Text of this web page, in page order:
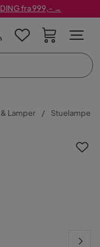
fra 999,- →
Lamper Stuelampe